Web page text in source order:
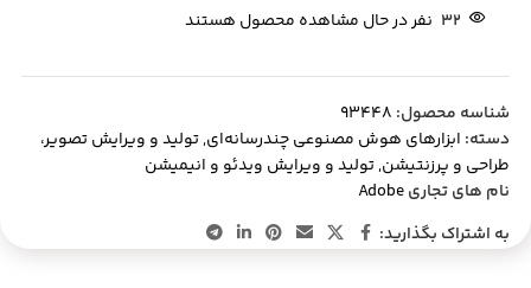
32 نفر در حال مشاهده محصول هستند
شناسه محصول: 93448
دسته: ابزارهای هوش مصنوعی چندرسانه‌ای,تولید و ویرایش تصویر،
طراحی و پرزنتیشن,تولید و ویرایش ویدئو و انیمیشن
نام های تجاریAdobe
به اشتراک بگذارید: